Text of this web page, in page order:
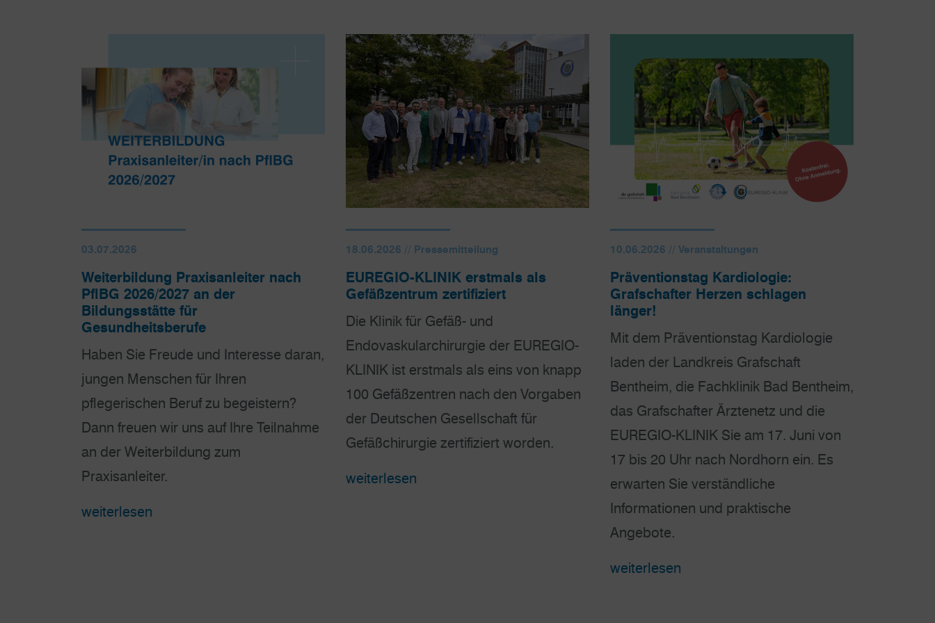
03.07.2026
Weiterbildung Praxisanleiter nach
PflBG 2026/2027 an der
Bildungsstätte für
Gesundheitsberufe
Haben Sie Freude und Interesse daran,
jungen Menschen für Ihren
pflegerischen Beruf zu begeistern?
Dann freuen wir uns auf Ihre Teilnahme
an der Weiterbildung zum
Praxisanleiter.
weiterlesen
18.06.2026 // Pressemitteilung
EUREGIO-KLINIK erstmals als
Gefäßzentrum zertifiziert
Die Klinik für Gefäß- und
Endovaskularchirurgie der EUREGIO-
KLINIK ist erstmals als eins von knapp
100 Gefäßzentren nach den Vorgaben
der Deutschen Gesellschaft für
Gefäßchirurgie zertifiziert worden.
weiterlesen
10.06.2026 // Veranstaltungen
Präventionstag Kardiologie:
Grafschafter Herzen schlagen
länger!
Mit dem Präventionstag Kardiologie
laden der Landkreis Grafschaft
Bentheim, die Fachklinik Bad Bentheim,
das Grafschafter Ärztenetz und die
EUREGIO-KLINIK Sie am 17. Juni von
17 bis 20 Uhr nach Nordhorn ein. Es
erwarten Sie verständliche
Informationen und praktische
Angebote.
weiterlesen